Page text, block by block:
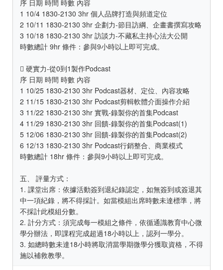
序 日期 時間 時數 內容
1 10/4 1830-2130 3hr 個人品牌打造與頻道定位
2 10/11 1830-2130 3hr 企劃力-節目訪綱、企畫書撰寫攻略
3 10/18 1830-2130 3hr 訪談力-不藏私主持心法大公開
時數總計 9hr 條件：參與9小時以上即可完成。
 硬實力-從0到1製作Podcast
序 日期 時間 時數 內容
1 10/25 1830-2130 3hr Podcast器材、定位、內容攻略
2 11/15 1830-2130 3hr Podcast剪輯軟體介面操作介紹
3 11/22 1830-2130 3hr 實戰-錄製你的首集Podcast
4 11/29 1830-2130 3hr 回饋-錄製你的首集Podcast(1)
5 12/06 1830-2130 3hr 回饋-錄製你的首集Podcast(2)
6 12/13 1830-2130 3hr Podcast行銷整合、商業模式
時數總計 18hr 條件：參與9小時以上即可完成。
五、 評量方式：
1. 課堂出席：依據活動簽到退紀錄認定，如無簽到或簽退其
中一項紀錄，將不得採計。如當模組出席時數未達標準，將
不採計此模組分數。
2. 計分方式：須完成每一模組之條件，依循通識教育中心微
學分辦法，即課程完成超過18小時以上，認列一學分。
3. 如總時數未達18小時將取消當學期微學分獲取資格，不得
施以補救教學。